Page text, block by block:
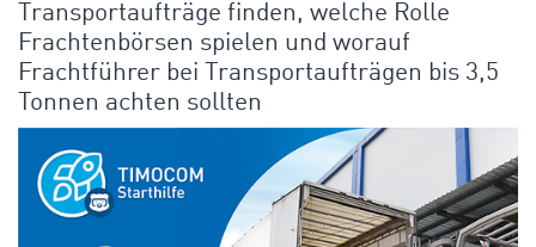
Transportaufträge finden, welche Rolle
Frachtenbörsen spielen und worauf
Frachtführer bei Transportaufträgen bis 3,5
Tonnen achten sollten